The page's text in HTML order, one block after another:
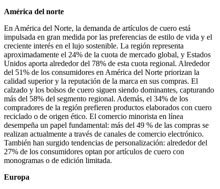
América del norte
En América del Norte, la demanda de artículos de cuero está
impulsada en gran medida por las preferencias de estilo de vida y el
creciente interés en el lujo sostenible. La región representa
aproximadamente el 24% de la cuota de mercado global, y Estados
Unidos aporta alrededor del 78% de esta cuota regional. Alrededor
del 51% de los consumidores en América del Norte priorizan la
calidad superior y la reputación de la marca en sus compras. El
calzado y los bolsos de cuero siguen siendo dominantes, capturando
más del 58% del segmento regional. Además, el 34% de los
compradores de la región prefieren productos elaborados con cuero
reciclado o de origen ético. El comercio minorista en línea
desempeña un papel fundamental: más del 49 % de las compras se
realizan actualmente a través de canales de comercio electrónico.
También han surgido tendencias de personalización: alrededor del
27% de los consumidores optan por artículos de cuero con
monogramas o de edición limitada.
Europa